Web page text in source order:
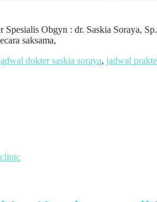
Spesialis Obgyn : dr. Saskia Soraya,
saksama,
dokter saskia soraya, jadwal